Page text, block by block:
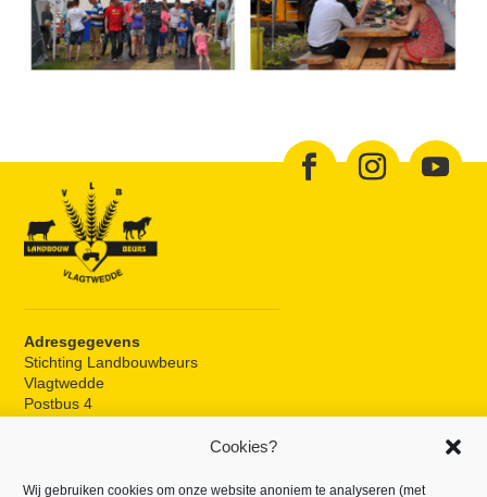
Cookies?
Wij gebruiken cookies om onze website anoniem te analyseren (met
Adresgegevens
Stichting Landbouwbeurs
Vlagtwedde
Postbus 4
Beurslocatie